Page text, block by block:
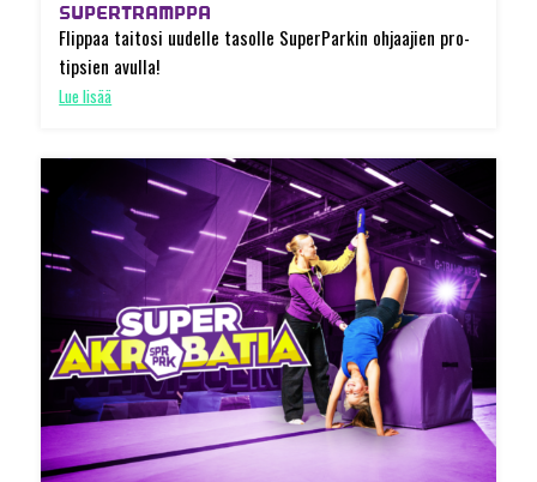
SUPERTRAMPPA
Flippaa taitosi uudelle tasolle SuperParkin ohjaajien pro-
tipsien avulla!
Lue lisää